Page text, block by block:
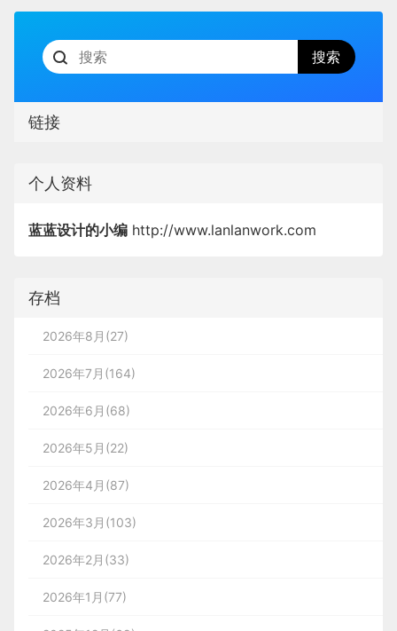
链接
个人资料
蓝蓝设计的小编 http://www.lanlanwork.com
存档
2026年8月(27)
2026年7月(164)
2026年6月(68)
2026年5月(22)
2026年4月(87)
2026年3月(103)
2026年2月(33)
2026年1月(77)